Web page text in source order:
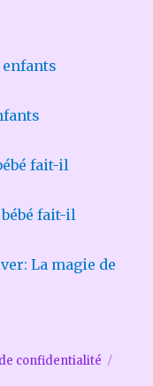
enfants
fait-il
bébé fait-il
La magie de
confidentialité